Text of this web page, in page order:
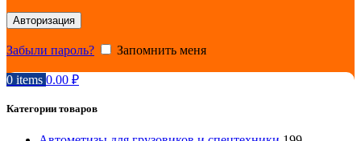
Авторизация
Забыли пароль? Запомнить меня
0 items 0.00 ₽
Категории товаров